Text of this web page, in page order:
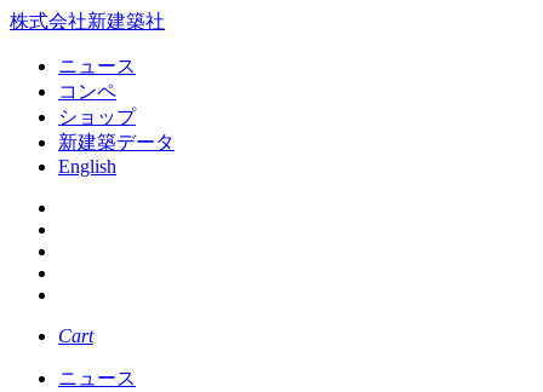
株式会社新建築社
ニュース
コンペ
ショップ
新建築データ
English
Cart
ニュース